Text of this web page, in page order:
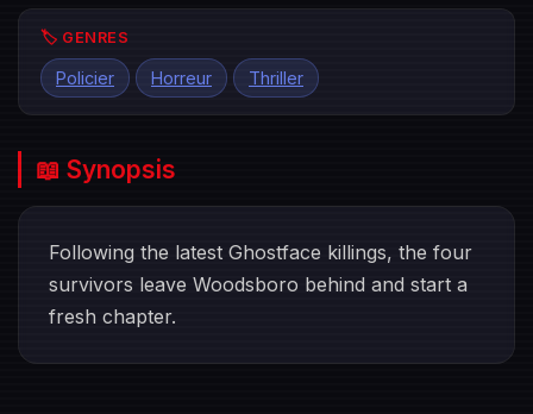
🏷️ GENRES
Policier Horreur Thriller
📖 Synopsis
Following the latest Ghostface killings, the four
survivors leave Woodsboro behind and start a
fresh chapter.